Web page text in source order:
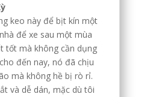
keo này để bịt kín một
để xe sau một mùa
tốt mà không cần dụng
đến nay, nó đã chịu
mà không hề bị rò rỉ.
và dễ dán, mặc dù tôi